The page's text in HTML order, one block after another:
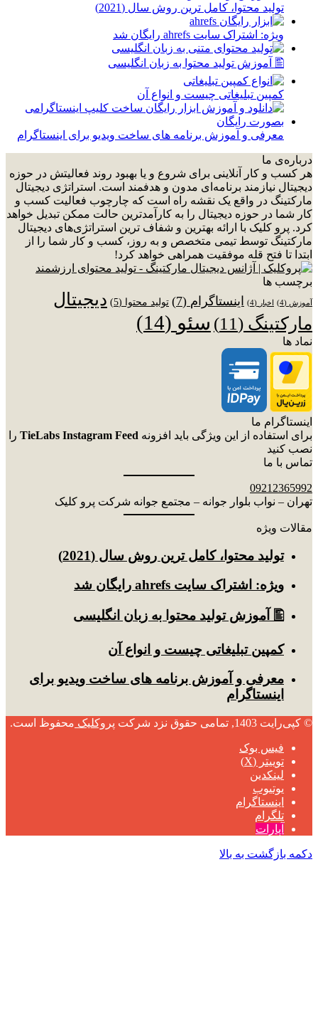
توليد محتوا، کامل ترین روش سال (2021)
ویژه: اشتراک سایت ahrefs رایگان شد
🖺 آموزش تولید محتوا به زبان انگلیسی
کمپین تبلیغاتی چیست و انواع آن
معرفی و آموزش برنامه های ساخت ویدیو برای اینستاگرام
درباره‌ی ما
هر کسب و کار آنلاینی برای شروع و یا بهبود روند فعالیتش در حوزه
دیجیتال نیازمند برنامه‌ای مدون و هدفمند است. استراتژی دیجیتال
مارکتینگ در واقع یک نقشه راه است که چارچوب فعالیت کسب و
کار شما در حوزه دیجیتال را به کارآمدترین حالت ممکن تبدیل خواهد
کرد. پرو کلیک با ارائه بهترین و شفاف ترین استراتژی‌های دیجیتال
مارکتینگ توسط تیمی متخصص و به روز، کسب و کار شما را از
ابتدا تا فتح قله موفقیت همراهی خواهد کرد!
برچسب ها
آموزش (4) اخبار (4) اینستاگرام (7) تولید محتوا (5)
دیجیتال
مارکتینگ (11) سئو (14)
نماد ها
اینستاگرام ما
برای استفاده از این ویژگی باید افزونه TieLabs Instagram Feed را
نصب کنید
تماس با ما
09212365992
تهران – نواب بلوار جوانه – مجتمع جوانه شرکت پرو کلیک
مقالات ویژه
توليد محتوا، کامل ترین روش سال (2021)
ویژه: اشتراک سایت ahrefs رایگان شد
🖺 آموزش تولید محتوا به زبان انگلیسی
کمپین تبلیغاتی چیست و انواع آن
معرفی و آموزش برنامه های ساخت ویدیو برای
اینستاگرام
© کپی‌رایت 1403, تمامی حقوق نزد شرکت پروکلیک محفوظ است.
فیس بوک
توییتر (X)
لینکدین
یوتیوب
اینستاگرام
تلگرام
آپارات
دکمه بازگشت به بالا